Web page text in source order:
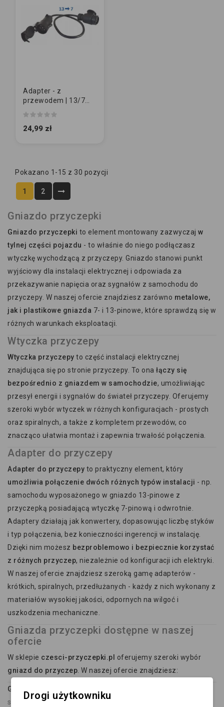
Adapter - z
przewodem | 13/7
24,99 zł
Pokazano 1-15 z 30 pozycji
1 2
Gniazdo przyczepki
Gniazdo przyczepki to element montowany zazwyczaj w
tylnej części pojazdu - to właśnie do niego podłączasz
wtyczkę wychodzącą z przyczepy. Gniazdo stanowi punkt
wyjściowy dla instalacji elektrycznej i odpowiada za
przekazywanie napięcia oraz sygnałów z samochodu do
przyczepy. W naszej ofercie znajdziesz zarówno metalowe,
jak i plastikowe gniazda 7- i 13-pinowe, które sprawdzą się w
różnych warunkach eksploatacji.
Wtyczka przyczepy
Wtyczka przyczepy to część instalacji elektrycznej
znajdująca się po stronie przyczepy. To ona łączy się
bezpośrednio z gniazdem w samochodzie, umożliwiając
przesył energii i sygnałów do świateł przyczepy. Oferujemy
szeroki wybór wtyczek w różnych konfiguracjach - prostych
oraz spiralnych, a także z kompletem przewodów, co
znacząco ułatwia montaż i zapewnia trwałość połączenia.
Adapter do przyczepy
Adapter do przyczepy to praktyczny element, który
umożliwia połączenie dwóch różnych typów instalacji - np.
samochodu wyposażonego w gniazdo 13-pinowe z
przyczepką posiadającą wtyczkę 7-pinową i odwrotnie.
Adaptery działają jak konwertery, dopasowując liczbę styków
i typ połączenia, bez konieczności ingerencji w instalację.
Dzięki nim możesz bezproblemowo i bezpiecznie korzystać
z różnych przyczep, niezależnie od konfiguracji ich elektryki.
W naszej ofercie znajdziesz szeroką gamę adapterów -
krótkich, spiralnych, przedłużanych - każdy z nich wykonany z
materiałów wysokiej jakości, odpornych na wilgoć i
uszkodzenia mechaniczne.
Gniazda przyczepki dostępne w naszej
ofercie
W sklepie czesci-przyczepki.pl
oferujemy szeroki wybór
gniazd do przyczep. W naszej ofercie znajdziesz:
Gniazda 7-pinowe i 13-pinowe
standardami,
Drogi użytkowniku